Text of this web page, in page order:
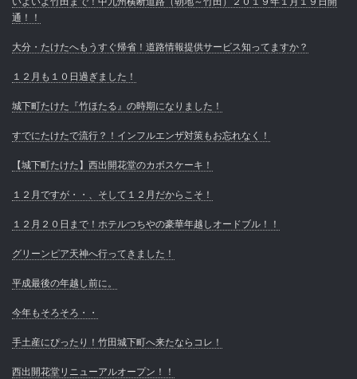
通！！
大分・たけたへもうすぐ帰省！道路情報提供サービス知ってますか？
１２月も１０日過ぎました！
城下町たけた『竹ほたる』の時期になりました！
すでにたけたで流行？！インフルエンザ対策もお忘れなく！
【城下町たけた】西出開花堂のカボスケーキ！
１２月ですが・・、そして１２月だからこそ！
１２月２０日まで！ホテルつちやの豪華年越しオードブル！！
グリーンピア天神へ行ってきました！
平成最後の年越し前に。
今年もそろそろ・・
手土産にぴったり！竹田城下町へ来たならコレ！
西出開花堂リニューアルオープン！！